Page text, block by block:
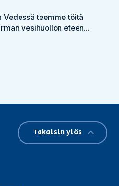
Vedessä teemme töitä
vesihuollon eteen...
Takaisin ylös